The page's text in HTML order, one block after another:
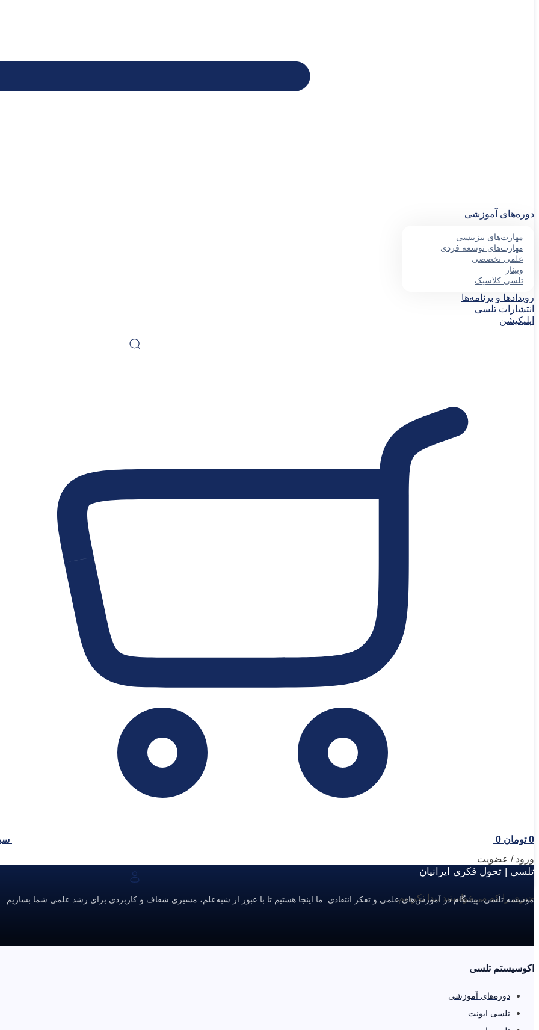
دوره‌های آموزشی
مهارت‌های بیزینسی
مهارت‌های توسعه فردی
علمی تخصصی
وبینار
تلسی کلاسیک
رویدادها و برنامه‌ها
انتشارات تلسی
اپلیکیشن
0 تومان 0
ورود / عضویت
چیزی را که می‌خواستید پیدا نکردیم.
تلسی | تحول فکری ایرانیان
موسسه تلسی، پیشگام در آموزش‌های علمی و تفکر انتقادی. ما اینجا هستیم تا با عبور از شبه‌علم، مسیری شفاف و کاربردی برای رشد علمی شما بسازیم.
اکوسیستم تلسی
دوره‌های آموزشی
تلسی ایونت